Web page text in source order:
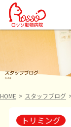
HOME スタッフブログ
トリミング